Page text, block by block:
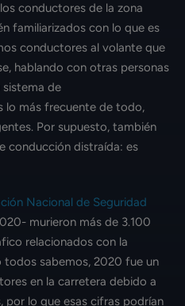
conductores de la zona
familiarizados con lo que es
conductores al volante que
hablando con otras personas
sistema de
lo más frecuente de todo,
Por supuesto, también
conducción distraída: es
Nacional de Seguridad
murieron más de 3.100
relacionados con la
todos sabemos, 2020 fue un
en la carretera debido a
por lo que esas cifras podrían